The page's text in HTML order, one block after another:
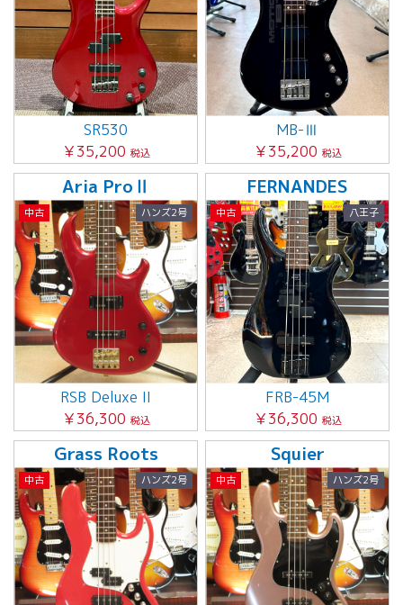
SR530
￥35,200 税込
MB-Ⅲ
￥35,200 税込
Aria ProⅡ
中古 ハンズ2号
RSB Deluxe II
￥36,300 税込
FERNANDES
中古 八王子
FRB-45M
￥36,300 税込
Grass Roots
中古 ハンズ2号
Squier
中古 ハンズ2号